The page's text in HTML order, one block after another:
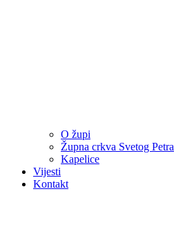
O župi
Župna crkva Svetog Petra
Kapelice
Vijesti
Kontakt